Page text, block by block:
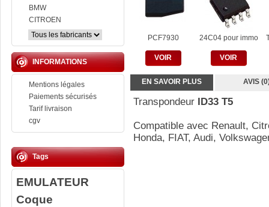
BMW
CITROEN
INFORMATIONS
Mentions légales
Paiements sécurisés
Tarif livraison
cgv
Tags
EMULATEUR
Coque
PCF7930
VOIR
24C04 pour immo
VOIR
EN SAVOIR PLUS AVIS
Transpondeur ID33 T5
Compatible avec Renault,
Honda, FIAT, Audi,